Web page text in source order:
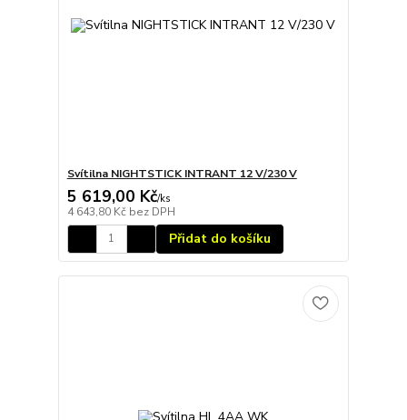
Svítilna NIGHTSTICK INTRANT 12 V/230 V
5 619,00 Kč/ks
4 643,80 Kč bez DPH
Přidat do košíku